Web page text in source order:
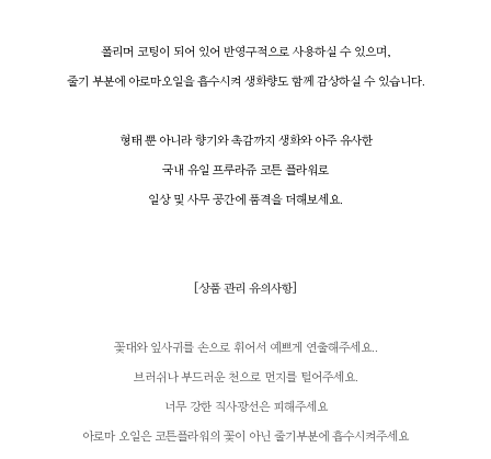
폴리머 코팅이 되어 있어 반영구적으로 사용하실 수 있으며,
줄기 부분에 아로마오일을 흡수시켜 생화향도 함께 감상하실 수 있습니다.
형태 뿐 아니라 향기와 촉감까지 생화와 아주 유사한
국내 유일 프루라쥬 코튼 플라워로
일상 및 사무 공간에 품격을 더해보세요.
상품 관리 유의사항
꽃대와 잎사귀를 손으로 휘어서 예쁘게 연출해주세요..
브러쉬나 부드러운 천으로 먼지를 털어주세요.
너무 강한 직사광선은 피해주세요
아로마 오일은 코튼플라워의 꽃이 아닌 줄기부분에 흡수시켜주세요